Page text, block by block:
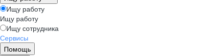
Ищу работу
Ищу работу
Ищу сотрудника
Сервисы
Помощь